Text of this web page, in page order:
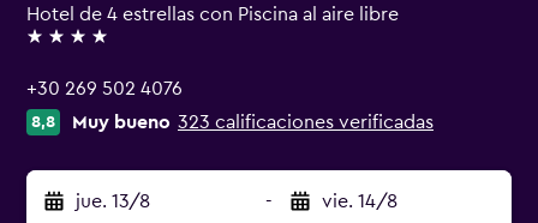
Hotel de 4 estrellas con Piscina al aire libre
4 estrellas
+30 269 502 4076
8,8 Muy bueno 323 calificaciones verificadas
jue. 13/8 - vie. 14/8